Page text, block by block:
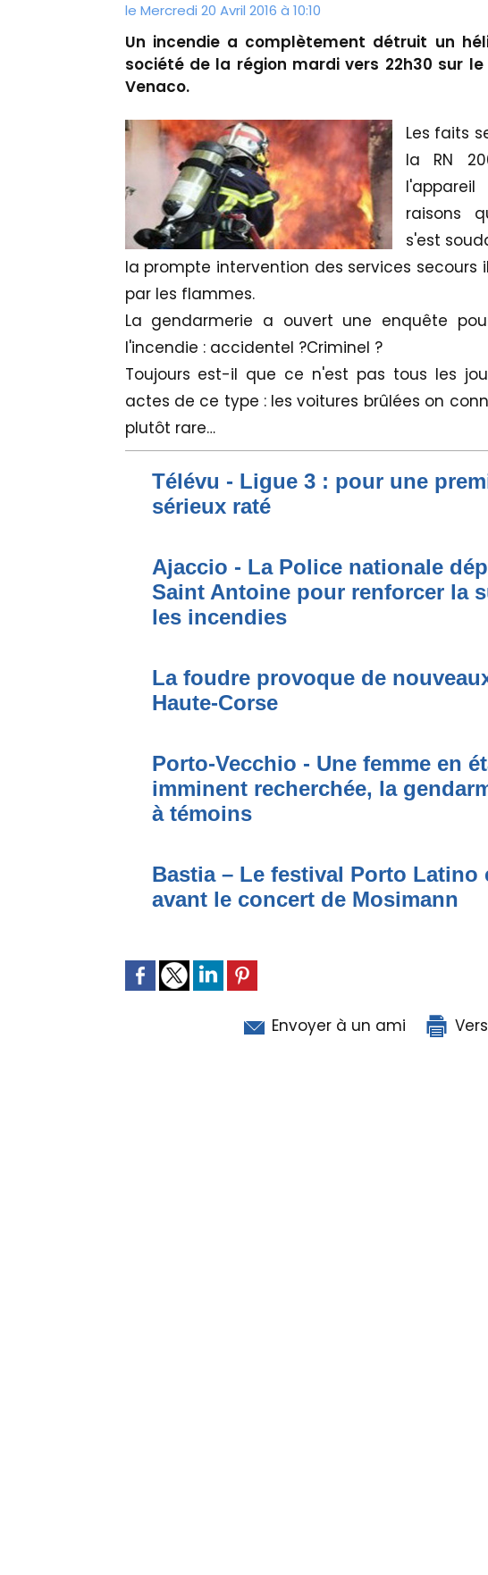
le Mercredi 20 Avril 2016 à 10:10
Un incendie a complètement détruit un
société de la région mardi vers 22h30 sur
Venaco.
Les faits
la RN
raisons
s'est
la prompte intervention des services
par les flammes.
La gendarmerie a ouvert une enquête
l'incendie : accidentel ?Criminel ?
Toujours est-il que ce n'est pas tous les
actes de ce type : les voitures brûlées on
plutôt rare…
Télévu - Ligue 3 : pour une
sérieux raté
Ajaccio - La Police nationale
Saint Antoine pour renforcer la
les incendies
La foudre provoque de
Haute-Corse
Porto-Vecchio - Une femme en
imminent recherchée, la
à témoins
Bastia – Le festival Porto Latino
avant le concert de Mosimann
Envoyer à un ami